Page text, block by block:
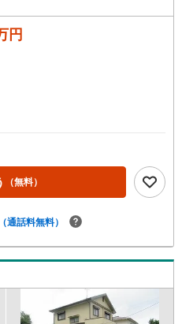
円
（無料）
（通話料無料）